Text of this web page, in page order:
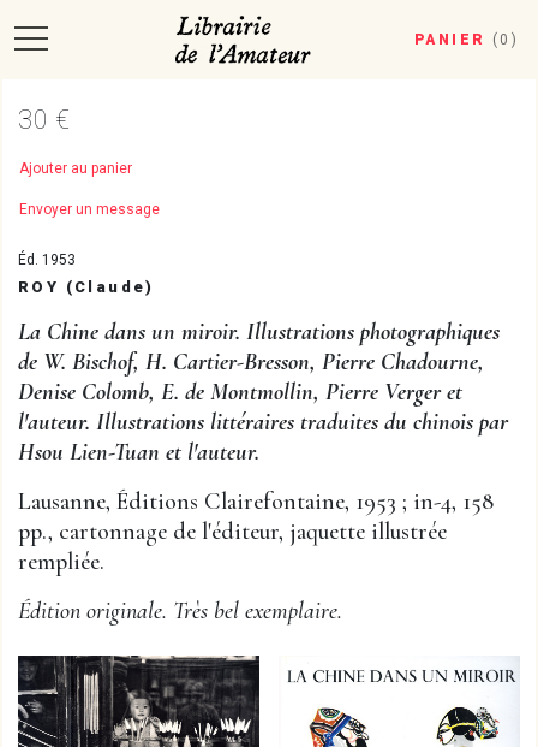
PANIER ( 0 )
30 €
Ajouter au panier
Envoyer un message
Éd. 1953
ROY (Claude)
La Chine dans un miroir. Illustrations photographiques
de W. Bischof, H. Cartier-Bresson, Pierre Chadourne,
Denise Colomb, E. de Montmollin, Pierre Verger et
l'auteur. Illustrations littéraires traduites du chinois par
Hsou Lien-Tuan et l'auteur.
Lausanne, Éditions Clairefontaine, 1953 ; in-4, 158
pp., cartonnage de l'éditeur, jaquette illustrée
rempliée.
Édition originale. Très bel exemplaire.